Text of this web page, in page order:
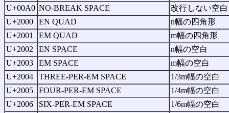
U+00A0 NO-BREAK SPACE
改行しない空白
U+2000
EN QUAD
n幅の四角形
U+2001
EM QUAD
m幅の四角形
U+2002
EN SPACE
n幅の空白
U+2003
EM SPACE
m幅の空白
U+2004
THREE-PER-EM SPACE
1/3m幅の空白
U+2005
FOUR-PER-EM SPACE
1/4m幅の空白
U+2006
SIX-PER-EM SPACE
1/6m幅の空白